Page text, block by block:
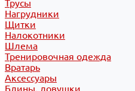
Трусы
Нагрудники
Щитки
Налокотники
Шлема
Тренировочная одежда
Вратарь
Аксессуары
Блины, ловушки